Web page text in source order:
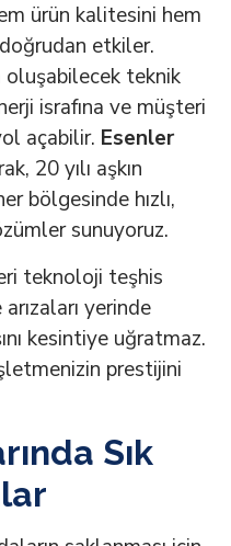
ürün kalitesini hem
etkiler.
teknik
israfına ve müşteri
açabilir. Esenler
20 yılı aşkın
bölgesinde hızlı,
sunuyoruz.
teknoloji teşhis
yerinde
kesintiye uğratmaz.
prestijini
Sık